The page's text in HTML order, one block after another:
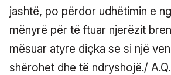
jashtë, po përdor udhëtimin e
mënyrë për të ftuar njerëzit
mësuar atyre diçka se si një
shërohet dhe të ndryshojë./